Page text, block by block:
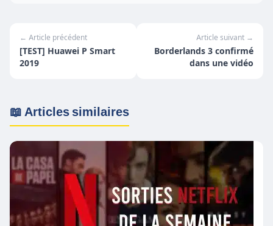
← Article précédent
[TEST] Huawei P Smart
2019
Article suivant →
Borderlands 3 confirmé
dans une vidéo
📖 Articles similaires